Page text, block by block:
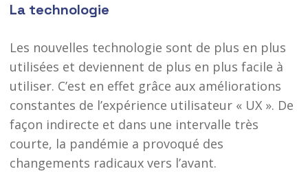
La technologie
Les nouvelles technologie sont de plus en plus
utilisées et deviennent de plus en plus facile à
utiliser. C’est en effet grâce aux améliorations
constantes de l’expérience utilisateur « UX ». De
façon indirecte et dans une intervalle très
courte, la pandémie a provoqué des
changements radicaux vers l’avant.